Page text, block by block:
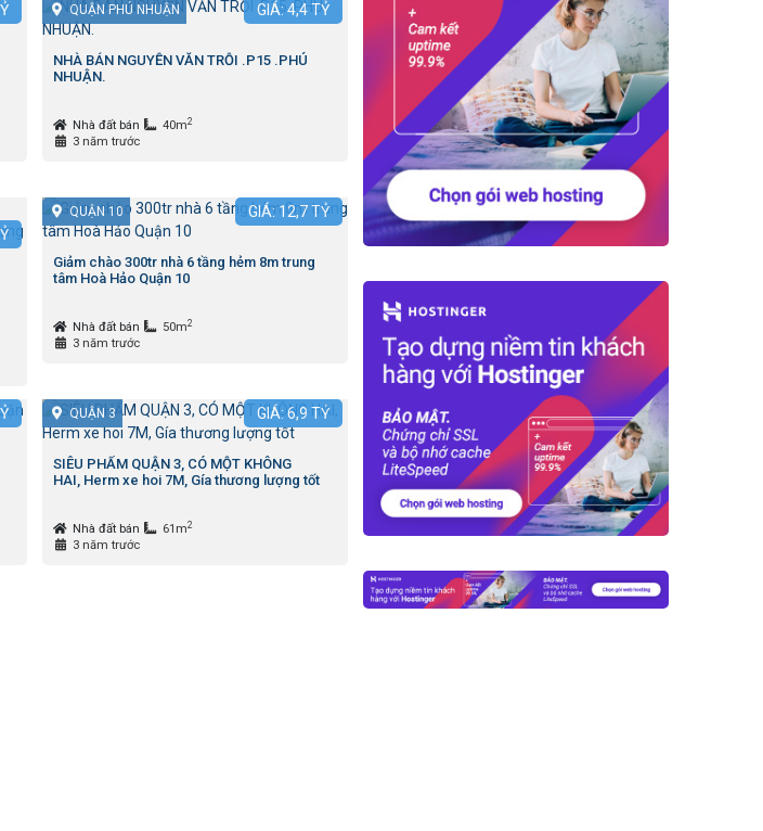
QUẬN PHÚ NHUẬN GIÁ:4,4TỶ
NHÀ BÁN NGUYỄN VĂN TRỖI .P15 .PHÚ
NHUẬN.
Nhà đất bán 40m2
3 năm trước
QUẬN 10 GIÁ: 12,7TỶ
Giảm chào 300tr nhà 6 tầng hẻm 8m trung
tâm Hoà Hảo Quận 10
Nhà đất bán 50m2
3 năm trước
QUẬN 3 GIÁ:6,9 TỶ
SIÊU PHẨM QUẬN 3, CÓ MỘT KHÔNG
HAI, Herm xe hoi 7M, Gía thương lượng tốt
Nhà đất bán 61m2
3 năm trước